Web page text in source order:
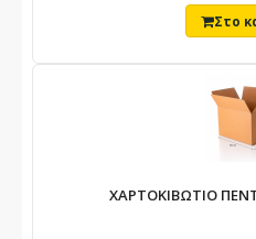
Το κατάστημά
10/08 –
Λόγω
εξυπηρετηθούν με σειρά
ΧΑΡΤΟΚΙΒΩΤΙΟ